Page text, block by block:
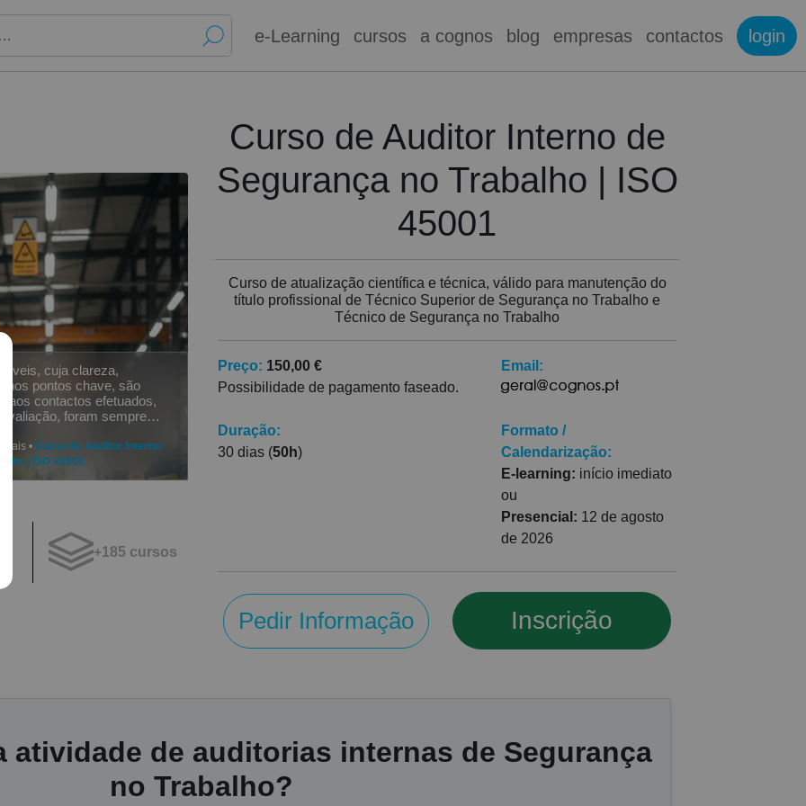
e-Learning cursos a cognos blog empresas contactos login
cuja clareza,
nos pontos chave, são
aos contactos efetuados,
foram sempre
excelente
Obrigada.
•Curso de Auditor Interno
| ISO 45001
+185 cursos
Curso de Auditor Interno de
Segurança no Trabalho | ISO
45001
Curso de atualização científica e técnica, válido para manutenção do
título profissional de Técnico Superior de Segurança no Trabalho e
Técnico de Segurança no Trabalho
Preço: 150,00 €
Possibilidade de pagamento faseado.
Duração:
30 dias (50h)
Email:
Formato /
Calendarização:
E-learning: início imediato
ou
Presencial: 12 de agosto
de 2026
Pedir Informação Inscrição
atividade de auditorias internas de Segurança
no Trabalho?